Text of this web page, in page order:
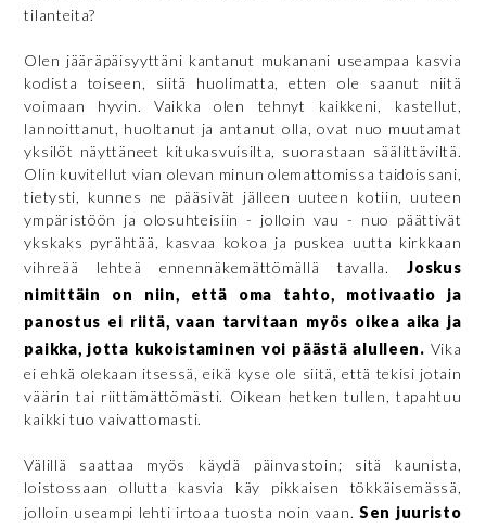
tilanteita?
Olen jääräpäisyyttäni kantanut mukanani useampaa kasvia
kodista toiseen, siitä huolimatta, etten ole saanut niitä
voimaan hyvin. Vaikka olen tehnyt kaikkeni, kastellut,
lannoittanut, huoltanut ja antanut olla, ovat nuo muutamat
yksilöt näyttäneet kitukasvuisilta, suorastaan säälittäviltä.
Olin kuvitellut vian olevan minun olemattomissa taidoissani,
tietysti, kunnes ne pääsivät jälleen uuteen kotiin, uuteen
ympäristöön ja olosuhteisiin - jolloin vau - nuo päättivät
ykskaks pyrähtää, kasvaa kokoa ja puskea uutta kirkkaan
vihreää lehteä ennennäkemättömällä tavalla.Joskus
nimittäin on niin, että oma tahto, motivaatio ja
panostus ei riitä, vaan tarvitaan myös oikea aika ja
paikka, jotta kukoistaminen voi päästä alulleen. Vika
ei ehkä olekaan itsessä, eikä kyse ole siitä, että tekisi jotain
väärin tai riittämättömästi. Oikean hetken tullen, tapahtuu
kaikki tuo vaivattomasti.
Välillä saattaa myös käydä päinvastoin; sitä kaunista,
loistossaan ollutta kasvia käy pikkaisen tökkäisemässä,
jolloin useampi lehti irtoaa tuosta noin vaan.Sen juuristo